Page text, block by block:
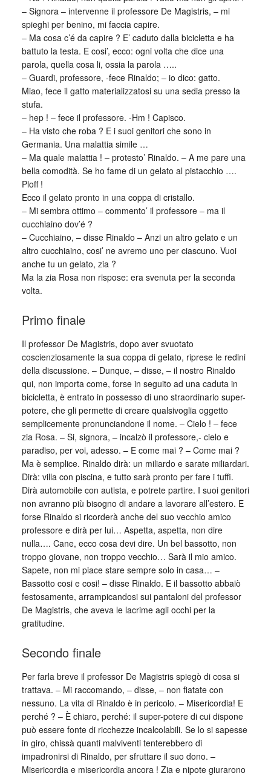
– Signora – intervenne il professore De Magistris, – mi
spieghi per benino, mi faccia capire.
– Ma cosa c’é da capire ? E’ caduto dalla bicicletta e ha
battuto la testa. E cosi’, ecco: ogni volta che dice una
parola, quella cosa li, ossia la parola …..
– Guardi, professore, -fece Rinaldo; – io dico: gatto.
Miao, fece il gatto materializzatosi su una sedia presso la
stufa.
– hep ! – fece il professore. -Hm ! Capisco.
– Ha visto che roba ? E i suoi genitori che sono in
Germania. Una malattia simile …
– Ma quale malattia ! – protesto’ Rinaldo. – A me pare una
bella comodità. Se ho fame di un gelato al pistacchio ….
Ploff !
Ecco il gelato pronto in una coppa di cristallo.
– Mi sembra ottimo – commento’ il professore – ma il
cucchiaino dov’é ?
– Cucchiaino, – disse Rinaldo – Anzi un altro gelato e un
altro cucchiaino, cosi’ ne avremo uno per ciascuno. Vuoi
anche tu un gelato, zia ?
Ma la zia Rosa non rispose: era svenuta per la seconda
volta.
Primo finale
Il professor De Magistris, dopo aver svuotato
coscienziosamente la sua coppa di gelato, riprese le redini
della discussione. – Dunque, – disse, – il nostro Rinaldo
qui, non importa come, forse in seguito ad una caduta in
bicicletta, è entrato in possesso di uno straordinario super-
potere, che gli permette di creare qualsivoglia oggetto
semplicemente pronunciandone il nome. – Cielo ! – fece
zia Rosa. – Si, signora, – incalzò il professore,- cielo e
paradiso, per voi, adesso. – E come mai ? – Come mai ?
Ma è semplice. Rinaldo dirà: un miliardo e sarate miliardari.
Dirà: villa con piscina, e tutto sarà pronto per fare i tuffi.
Dirà automobile con autista, e potrete partire. I suoi genitori
non avranno più bisogno di andare a lavorare all’estero. E
forse Rinaldo si ricorderà anche del suo vecchio amico
professore e dirà per lui… Aspetta, aspetta, non dire
nulla…. Cane, ecco cosa devi dire. Un bel bassotto, non
troppo giovane, non troppo vecchio… Sarà il mio amico.
Sapete, non mi piace stare sempre solo in casa… –
Bassotto cosi e cosi! – disse Rinaldo. E il bassotto abbaiò
festosamente, arrampicandosi sui pantaloni del professor
De Magistris, che aveva le lacrime agli occhi per la
gratitudine.
Secondo finale
Per farla breve il professor De Magistris spiegò di cosa si
trattava. – Mi raccomando, – disse, – non fiatate con
nessuno. La vita di Rinaldo è in pericolo. – Misericordia! E
perché ? – È chiaro, perché: il super-potere di cui dispone
può essere fonte di ricchezze incalcolabili. Se lo si sapesse
in giro, chissà quanti malviventi tenterebbero di
impadronirsi di Rinaldo, per sfruttare il suo dono. –
Misericordia e misericordia ancora ! Zia e nipote giurarono